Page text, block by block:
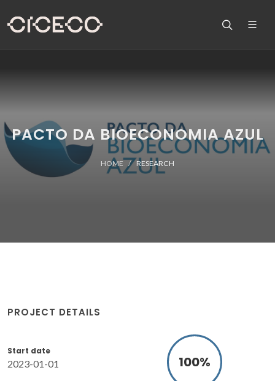
PACTO DA BIOECONOMIA AZUL
HOME RESEARCH
PROJECT DETAILS
Start date
2023-01-01 100%